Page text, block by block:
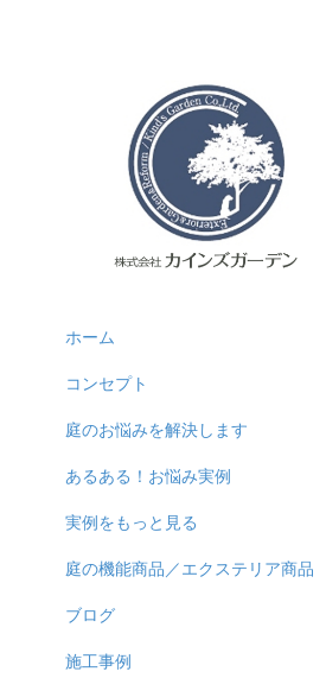
ホーム
コンセプト
庭のお悩みを解決します
あるある！お悩み実例
実例をもっと見る
庭の機能商品／エクステリア商品
ブログ
施工事例